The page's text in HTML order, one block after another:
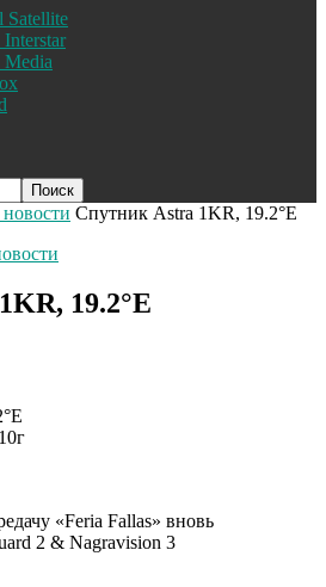
Satellite
Media
Спутник Astra 1KR, 19.2°E
19.2°E
«Feria Fallas» вновь
2 & Nagravision 3